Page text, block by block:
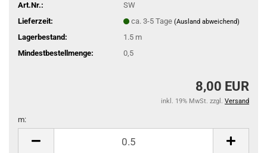
Art.Nr.:
SW
Lieferzeit:
ca. 3-5 Tage (Ausland abweichend)
Lagerbestand: 1.5 m
Mindestbestellmenge:
0,5
8,00 EUR
inkl. 19% MwSt. zzgl. Versand
m: